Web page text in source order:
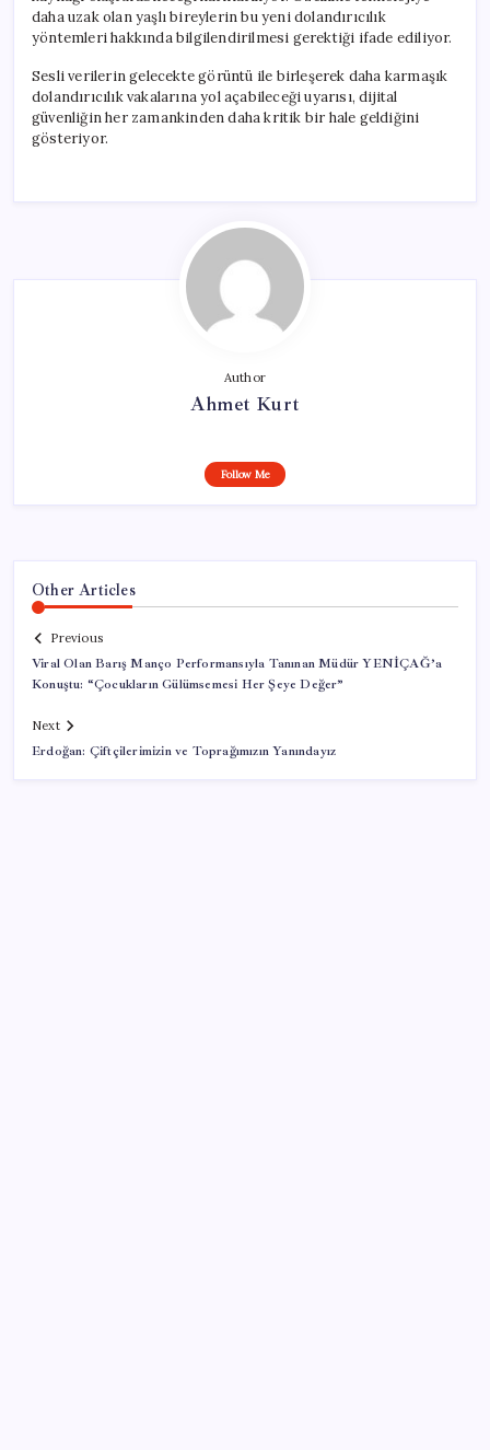
daha uzak olan yaşlı bireylerin bu yeni dolandırıcılık
yöntemleri hakkında bilgilendirilmesi gerektiği ifade ediliyor.
Sesli verilerin gelecekte görüntü ile birleşerek daha karmaşık
dolandırıcılık vakalarına yol açabileceği uyarısı, dijital
güvenliğin her zamankinden daha kritik bir hale geldiğini
gösteriyor.
Author
Ahmet Kurt
Follow Me
Other Articles
Previous
Viral Olan Barış Manço Performansıyla Tanınan Müdür YENİÇAĞ’a
Konuştu: “Çocukların Gülümsemesi Her Şeye Değer”
Next
Erdoğan: Çiftçilerimizin ve Toprağımızın Yanındayız